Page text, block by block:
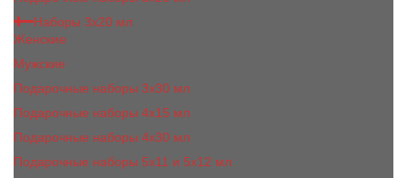
Наборы 3х20 мл
Женские
Мужские
Подарочные наборы 3х30 мл
Подарочные наборы 4x15 мл
Подарочные наборы 4x30 мл
Подарочные наборы 5x11 и 5х12 мл